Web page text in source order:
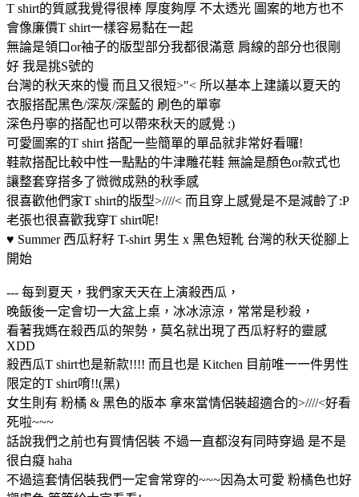
T shirt的質感我覺得很棒 厚度夠厚 不太透光 圖案的地方也不
會像廉價T shirt一樣容易黏在一起
無論是領口or袖子的版型部分我都很滿意 肩線的部分也很剛
好 我是挑S號的
台灣的秋天來的慢 而且又很短>"< 所以基本上建議以夏天的
衣服搭配黑色/深灰/深藍的 刷色的單寧
深色丹寧的搭配也可以帶來秋天的感覺 :)
可愛圖案的T shirt 搭配一些簡單的單品就非常好看囉!
鞋款搭配比較中性一點點的牛津雕花鞋 無論是顏色or款式也
讓整套穿搭多了微微成熟的秋季感
很喜歡他們家T shirt的版型>////< 而且穿上感覺是不是減齡了:P
老張也很喜歡我穿T shirt呢!
♥ Summer 西瓜籽籽 T-shirt 男生 x 黑色短靴 台灣的秋天從腳上
開始
--- 每到夏天，我們家天天在上演殺西瓜，
晚飯後一定會切一大盆上桌，冰冰涼涼，常常是秒殺，
看著我媽在殺西瓜的架勢，莫名就出現了西瓜籽籽的靈感
XDD
殺西瓜T shirt也是新款!!!! 而且也是 Kitchen 目前唯一一件男性
限定的T shirt唷!!(黑)
女生則有 粉橘 & 黑色的版本 拿來當情侶裝超適合的>////<好看
死啦~~~
話說我們之前也有買情侶裝 不過一直都沒有同時穿過 是不是
很白癡 haha
不過這套情侶裝我們一定會常穿的~~~因為太可愛 粉橘色也好